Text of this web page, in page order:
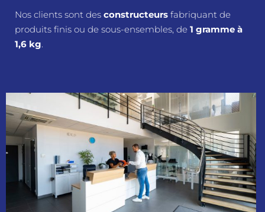
Nos clients sont des constructeurs fabriquant de
produits finis ou de sous-ensembles, de 1 gramme à
1,6 kg.